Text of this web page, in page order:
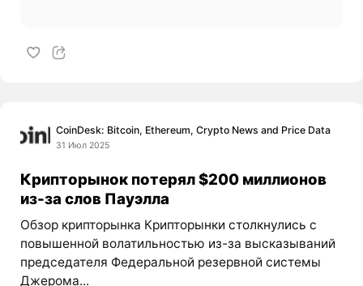
CoinDesk: Bitcoin, Ethereum, Crypto News and Price Data
31 Июл 2025
Крипторынок потерял $200 миллионов
из-за слов Пауэлла
Обзор крипторынка Крипторынки столкнулись с
повышенной волатильностью из-за высказываний
председателя Федеральной резервной системы
Джерома...